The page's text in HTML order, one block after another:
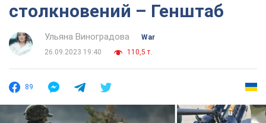
столкновений – Генштаб
Ульяна Виноградова
War
26.09.2023 19:40
110,5 т.
89